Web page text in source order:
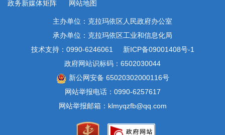
政务新媒体矩阵 网站地图
主办单位：克拉玛依区人民政府办公室
承办单位：克拉玛依区工业和信息化局
技术支持：0990-6246061
新ICP备09001408号-1
政府网站识标码：6502030044
新公网安备 65020302000116号
网站举报电话：0990-6257617
网站举报邮箱：klmyqzfb@qq.com